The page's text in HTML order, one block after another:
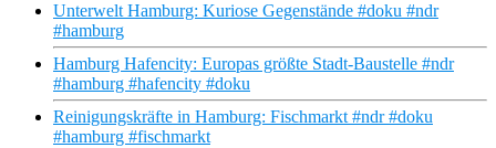
Unterwelt Hamburg: Kuriose Gegenstände #doku #ndr
#hamburg
Hamburg Hafencity: Europas größte Stadt-Baustelle #ndr
#hamburg #hafencity #doku
Reinigungskräfte in Hamburg: Fischmarkt #ndr #doku
#hamburg #fischmarkt